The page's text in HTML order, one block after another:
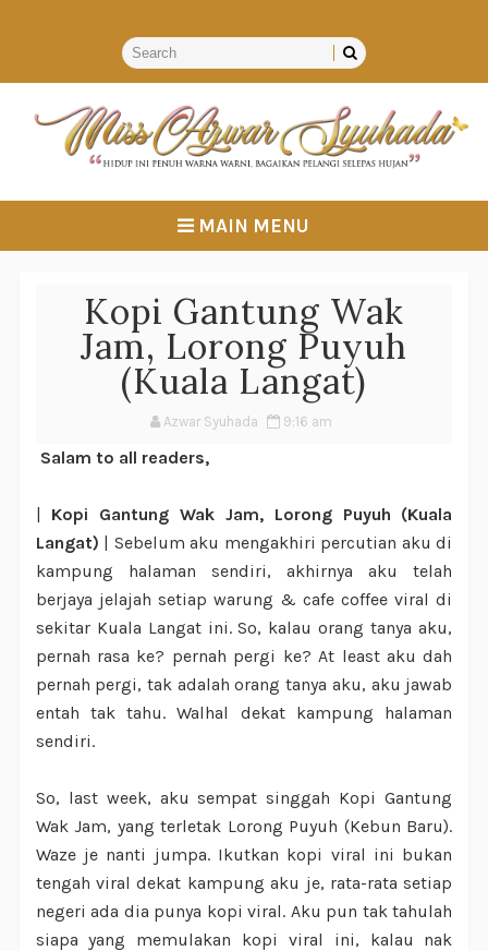
MAIN MENU
Kopi Gantung Wak
Jam, Lorong Puyuh
(Kuala Langat)
Azwar Syuhada 9:16 am
Salam to all readers,
| Kopi Gantung Wak Jam, Lorong Puyuh (Kuala
Langat) | Sebelum aku mengakhiri percutian aku di
kampung halaman sendiri, akhirnya aku telah
berjaya jelajah setiap warung & cafe coffee viral di
sekitar Kuala Langat ini. So, kalau orang tanya aku,
pernah rasa ke? pernah pergi ke? At least aku dah
pernah pergi, tak adalah orang tanya aku, aku jawab
entah tak tahu. Walhal dekat kampung halaman
sendiri.
So, last week, aku sempat singgah Kopi Gantung
Wak Jam, yang terletak Lorong Puyuh (Kebun Baru).
Waze je nanti jumpa. Ikutkan kopi viral ini bukan
tengah viral dekat kampung aku je, rata-rata setiap
negeri ada dia punya kopi viral. Aku pun tak tahulah
siapa yang memulakan kopi viral ini, kalau nak